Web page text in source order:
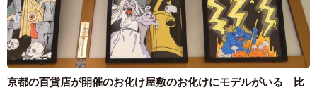
京都の百貨店が開催のお化け屋敷のお化けにモデルがいる 比